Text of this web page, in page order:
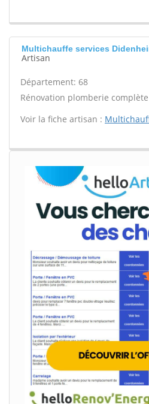
Multichauffe services
Artisan
Département: 68
Rénovation plomberie
Voir la fiche artisan :